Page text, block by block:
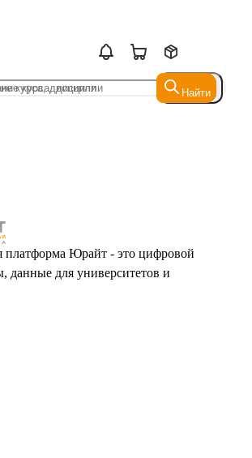
Найти
Найти
платформа Юрайт - это цифровой
данные для университетов и